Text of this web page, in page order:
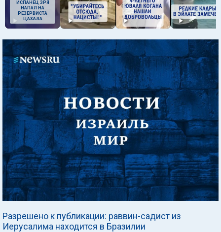
ИСПАНЕЦ ЗРЯ
НАПАЛ НА
РЕЗЕРВИСТА
ЦАХАЛА
Разрешено к публикации: раввин-садист из
Иерусалима находится в Бразилии